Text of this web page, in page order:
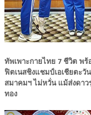
ทัพเพาะกายไทย 7 ชีวิต พ
ฟิตเนสชิงแชมป์เอเชียตะวั
สมาคมฯ ไม่หวั่น แม้ส่งดาว
ทอง